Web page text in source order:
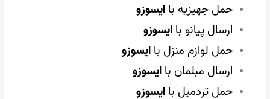
حمل جهیزیه باایسوزو
ارسال پیانو باایسوزو
حمل لوازم منزل باایسوزو
ارسال مبلمان باایسوزو
حمل تردمیل باایسوزو